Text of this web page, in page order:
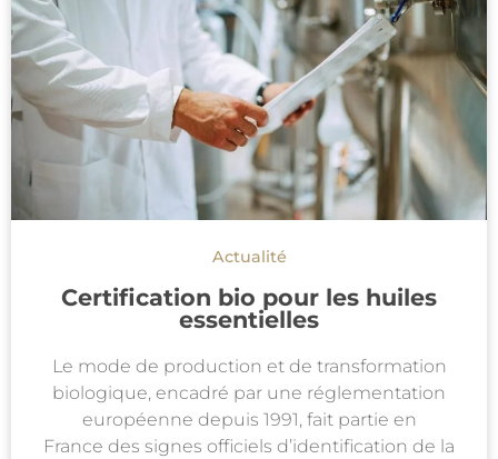
Actualité
Certification bio pour les huiles
essentielles
Le mode de production et de transformation
biologique, encadré par une réglementation
européenne depuis 1991, fait partie en
France des signes officiels d’identification de la